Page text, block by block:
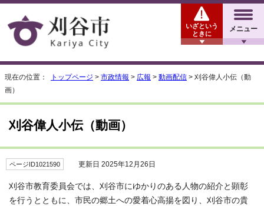
メニュー
いざという
ときに
現在の位置： トップページ > 市政情報 > 広報 > 動画配信 > 刈谷偉人小伝（動
画）
刈谷偉人小伝（動画）
ページID1021590 更新日 2025年12月26日
刈谷市教育委員会では、刈谷市にゆかりのある人物の紹介と顕彰
を行うとともに、市民の郷土への愛着心高揚を図り、刈谷市の貴